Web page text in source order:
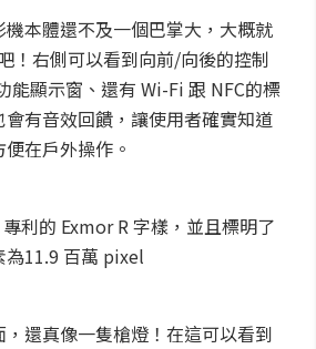
本體還不及一個巴掌大，大概就
！右側可以看到向前/向後的控制
能顯示窗、還有 Wi-Fi 跟 NFC的標
有音效回饋，讓使用者確實知道
在戶外操作。
利的 Exmor R 字樣，並且標明了
為11.9 百萬 pixel
還真像一隻槍燈！在這可以看到